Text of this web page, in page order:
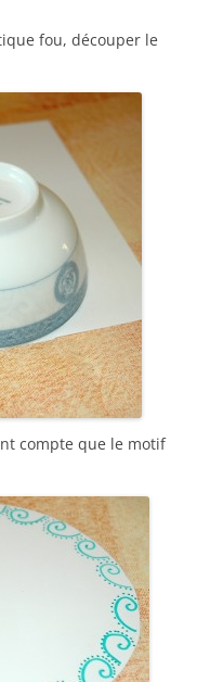
fou, découper le
compte que le motif